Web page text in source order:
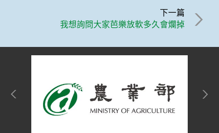
下一篇
我想詢問大家芭樂放軟多久會爛掉